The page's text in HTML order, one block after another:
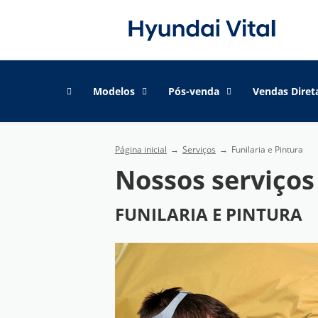
Modelos Pós-venda Vendas
Página inicial Serviços Funilaria e Pintura
Nossos serviços
FUNILARIA E PINTURA